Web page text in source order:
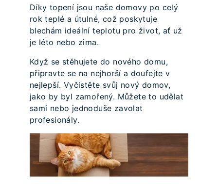
Díky topení jsou naše domovy po celý
rok teplé a útulné, což poskytuje
blechám ideální teplotu pro život, ať už
je léto nebo zima.
Když se stěhujete do nového domu,
připravte se na nejhorší a doufejte v
nejlepší. Vyčistěte svůj nový domov,
jako by byl zamořený. Můžete to udělat
sami nebo jednoduše zavolat
profesionály.